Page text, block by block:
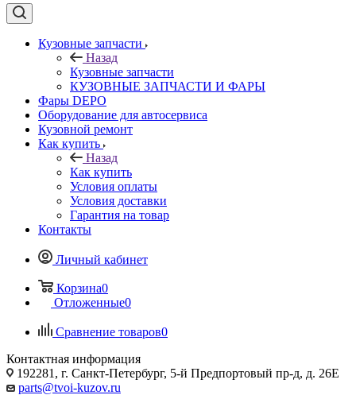
Кузовные запчасти
Назад
Кузовные запчасти
КУЗОВНЫЕ ЗАПЧАСТИ И ФАРЫ
Фары DEPO
Оборудование для автосервиса
Кузовной ремонт
Как купить
Назад
Как купить
Условия оплаты
Условия доставки
Гарантия на товар
Контакты
Личный кабинет
Корзина0
Отложенные0
Сравнение товаров0
Контактная информация
192281, г. Санкт-Петербург, 5-й Предпортовый пр-д, д. 26Е
parts@tvoi-kuzov.ru